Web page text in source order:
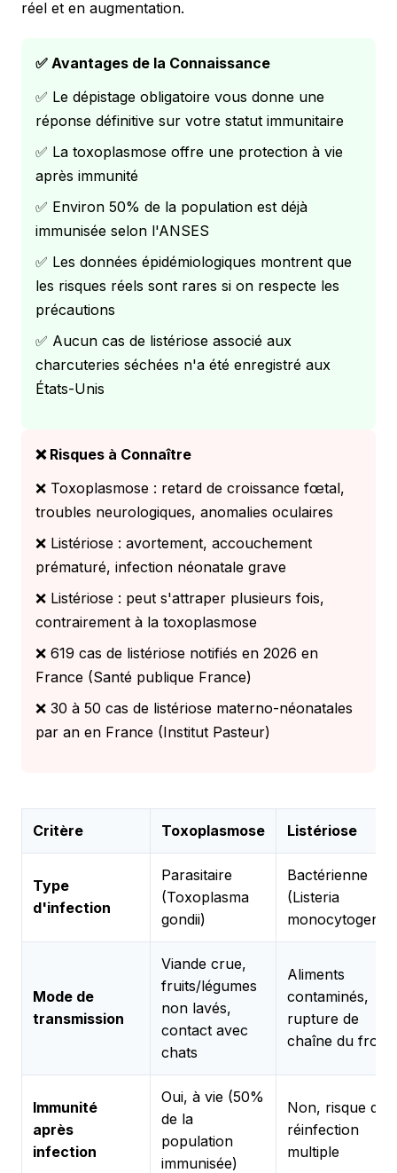
réel et en augmentation.
✅ Avantages de la Connaissance
✅ Le dépistage obligatoire vous donne une
réponse définitive sur votre statut immunitaire
✅ La toxoplasmose offre une protection à vie
après immunité
✅ Environ 50% de la population est déjà
immunisée selon l'ANSES
✅ Les données épidémiologiques montrent que
les risques réels sont rares si on respecte les
précautions
✅ Aucun cas de listériose associé aux
charcuteries séchées n'a été enregistré aux
États-Unis
❌ Risques à Connaître
❌ Toxoplasmose : retard de croissance fœtal,
troubles neurologiques, anomalies oculaires
❌ Listériose : avortement, accouchement
prématuré, infection néonatale grave
❌ Listériose : peut s'attraper plusieurs fois,
contrairement à la toxoplasmose
❌ 619 cas de listériose notifiés en 2026 en
France (Santé publique France)
❌ 30 à 50 cas de listériose materno-néonatales
par an en France (Institut Pasteur)
Critère Toxoplasmose Listériose
Type
d'infection
Parasitaire
(Toxoplasma
gondii)
Bactérienne
(Listeria
Mode de
transmission
Viande crue,
fruits/légumes
non lavés,
contact avec
chats
Aliments
contaminés,
rupture de
chaîne du froid
Immunité
après
infection
Oui, à vie (50%
de la
population
immunisée)
Non, risque de
réinfection
multiple